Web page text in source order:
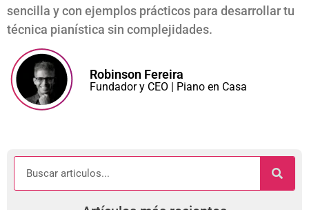
sencilla y con ejemplos prácticos para desarrollar tu
técnica pianística sin complejidades.